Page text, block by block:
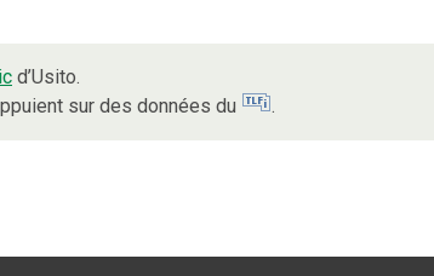
d’Usito.
sur des données du
.